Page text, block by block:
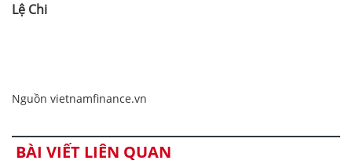
Lệ Chi
Nguồn vietnamfinance.vn
BÀI VIẾT LIÊN QUAN